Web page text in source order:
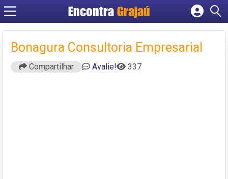
Encontra Grajaú
Cadastrar empresa
Criar conta
Bonagura Consultoria Empresarial
Compartilhar Avalie! 337